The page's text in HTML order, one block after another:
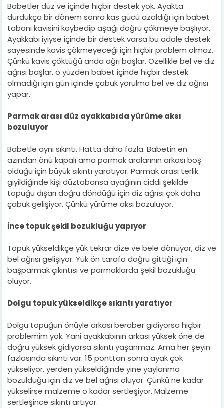
Babetler düz ve içinde hiçbir destek yok. Ayakta
durdukça bir dönem sonra kas gücü azaldığı için babet
tabanı kavisini kaybedip aşağı doğru çökmeye başlıyor.
Ayakkabı iyiyse içinde bir destek varsa bu adale destek
sayesinde kavis çökmeyeceği için hiçbir problem olmaz.
Çünkü kavis çöktüğü anda ağrı başlar. Özellikle bel ve diz
ağrısı başlar, o yüzden babet içinde hiçbir destek
olmadığı için gün içinde çabuk yorulma bel ve diz ağrısı
yapar.
Parmak arası düz ayakkabıda yürüme aksı
bozuluyor
Babetle aynı sıkıntı. Hatta daha fazla. Babetin en
azından önü kapalı ama parmak aralarının arkası boş
olduğu için büyük sıkıntı yaratıyor. Parmak arası terlik
giyildiğinde kişi düztabansa ayağının ciddi şekilde
topuğu dışarı doğru döndüğü için diz ağrısı çok daha
çabuk gelişiyor. Çünkü yürüme aksı bozuluyor.
İnce topuk şekil bozukluğu yapıyor
Topuk yükseldikçe yük tekrar dize ve bele dönüyor, diz ve
bel ağrısı gelişiyor. Yük ön tarafa doğru gittiği için
başparmak çıkıntısı ve parmaklarda şekil bozukluğu
oluyor.
Dolgu topuk yükseldikçe sıkıntı yaratıyor
Dolgu topuğun önüyle arkası beraber gidiyorsa hiçbir
problemim yok. Yani ayakkabının arkası yüksek öne de
doğru yüksek gidiyorsa sıkıntı yaşanmaz. Ama her şeyin
fazlasında sıkıntı var. 15 ponttan sonra ayak çok
yükseliyor, yerden yükseldiğinde yine yaylanma
bozulduğu için diz ve bel ağrısı oluyor. Çünkü ne kadar
yükselirse malzeme o kadar sertleşiyor. Malzeme
sertleşince sıkıntı artıyor.